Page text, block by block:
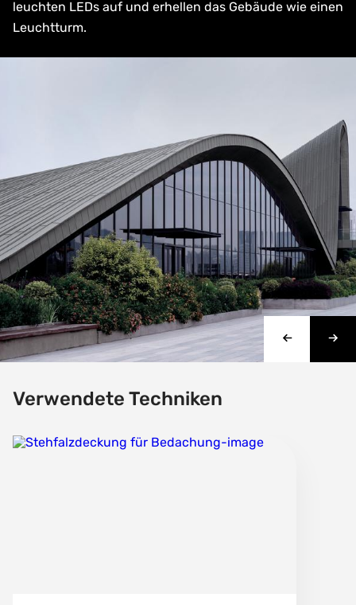
leuchten LEDs auf und erhellen das Gebäude wie einen
Leuchtturm.
Verwendete Techniken